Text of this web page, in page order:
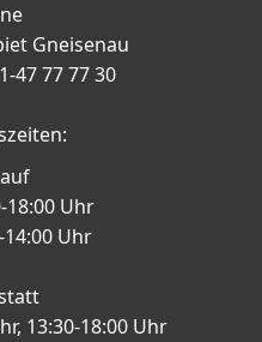
Gneisenau
47 77 77 30
18:00 Uhr
Uhr
13:30-18:00 Uhr